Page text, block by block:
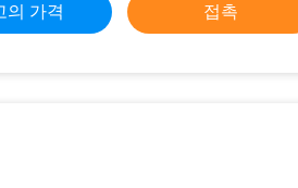
의 가격 접촉